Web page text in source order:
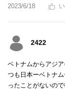
2023/6/18
2422
ベトナムからアジ
つも日本ーベトナ
ったことがないの